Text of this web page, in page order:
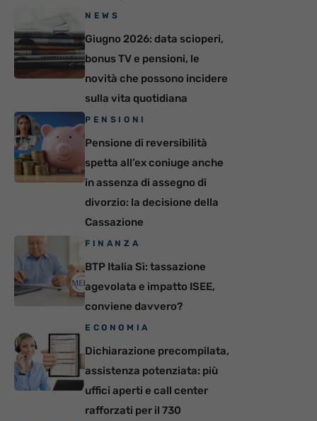
NEWS
Giugno 2026: data scioperi,
bonus TV e pensioni, le
novità che possono incidere
sulla vita quotidiana
PENSIONI
Pensione di reversibilità
spetta all’ex coniuge anche
in assenza di assegno di
divorzio: la decisione della
Cassazione
FINANZA
BTP Italia Sì: tassazione
agevolata e impatto ISEE,
conviene davvero?
ECONOMIA
Dichiarazione precompilata,
assistenza potenziata: più
uffici aperti e call center
rafforzati per il 730